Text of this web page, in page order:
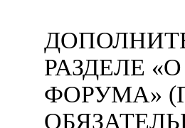
РАЗДЕЛЕ
ФОРУМА»